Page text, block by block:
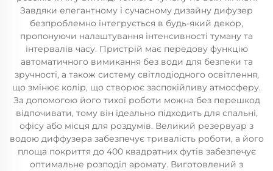
Завдяки елегантному і сучасному дизайну дифузер
безпроблемно інтегрується в будь-який декор,
пропонуючи налаштування інтенсивності туману та
інтервалів часу. Пристрій має передову функцію
автоматичного вимикання без води для безпеки та
зручності, а також систему світлодіодного освітлення,
що змінює колір, що створює заспокійливу атмосферу.
За допомогою його тихої роботи можна без перешкод
відпочивати, тому він ідеально підходить для спальні,
офісу або місця для роздумів. Великий резервуар з
водою диффузера забезпечує тривалість роботи, а його
площа покриття до 400 квадратних футів забезпечує
оптимальне розподіл аромату. Виготовлений з